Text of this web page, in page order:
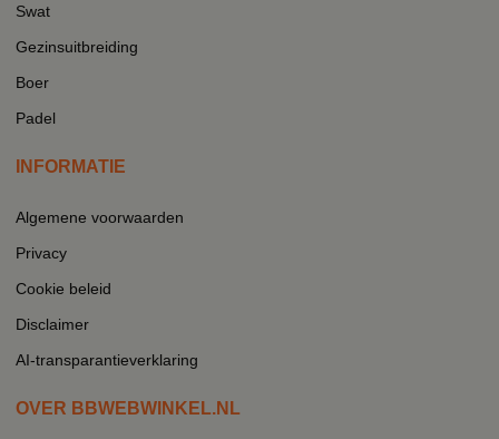
Swat
Gezinsuitbreiding
Boer
Padel
INFORMATIE
Algemene voorwaarden
Privacy
Cookie beleid
Disclaimer
AI-transparantieverklaring
OVER BBWEBWINKEL.NL